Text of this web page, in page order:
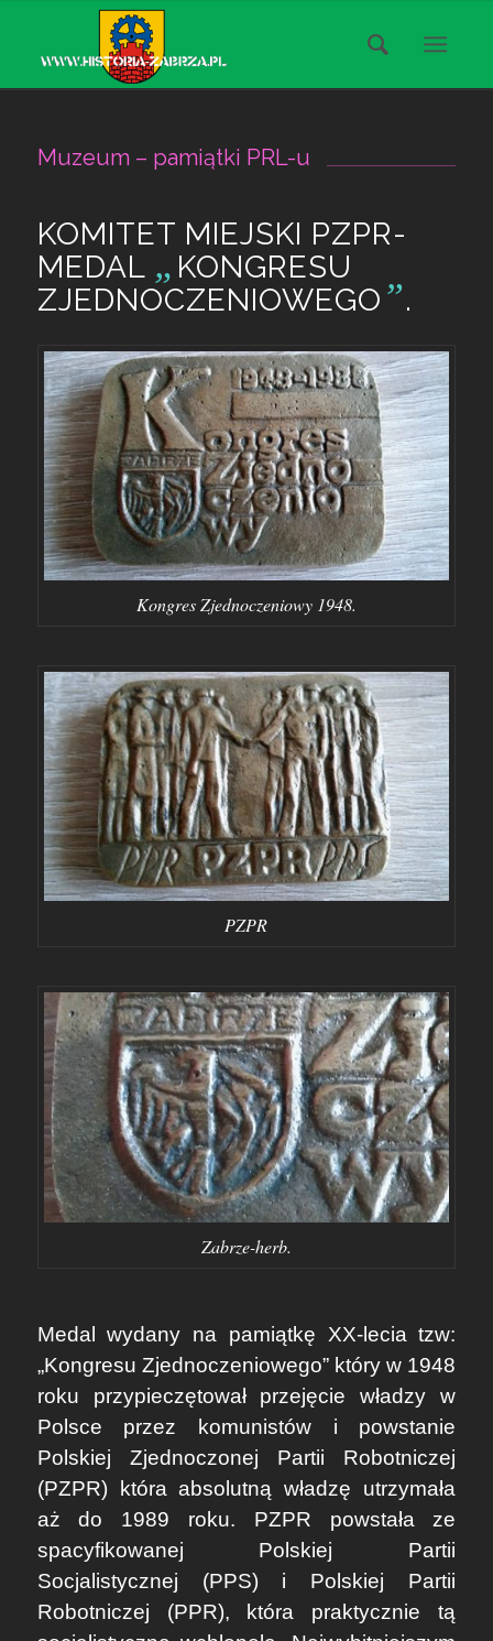
Muzeum – pamiątki PRL-u
KOMITET MIEJSKI PZPR-
MEDAL „ KONGRESU
ZJEDNOCZENIOWEGO ”.
Kongres Zjednoczeniowy 1948.
PZPR
Zabrze-herb.
Medal wydany na pamiątkę XX-lecia tzw:
„Kongresu Zjednoczeniowego” który w 1948
roku przypieczętował przejęcie władzy w
Polsce przez komunistów i powstanie
Polskiej Zjednoczonej Partii Robotniczej
(PZPR) która absolutną władzę utrzymała
aż do 1989 roku. PZPR powstała ze
spacyfikowanej Polskiej Partii
Socjalistycznej (PPS) i Polskiej Partii
Robotniczej (PPR), która praktycznie tą